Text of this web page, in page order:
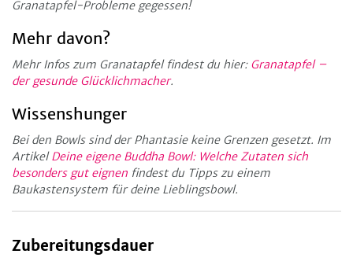
Granatapfel-Probleme gegessen!
Mehr davon?
Mehr Infos zum Granatapfel findest du hier: Granatapfel –
der gesunde Glücklichmacher.
Wissenshunger
Bei den Bowls sind der Phantasie keine Grenzen gesetzt. Im
ArtikelDeine eigene Buddha Bowl: Welche Zutaten sich
besonders gut eignen findest du Tipps zu einem
Baukastensystem für deine Lieblingsbowl.
Zubereitungsdauer